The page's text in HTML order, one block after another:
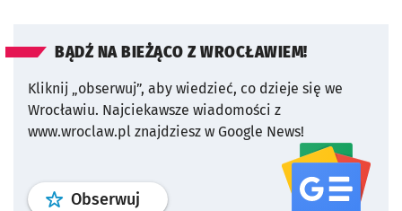
BĄDŹ NA BIEŻĄCO Z WROCŁAWIEM!
Kliknij „obserwuj”, aby wiedzieć, co dzieje się we
Wrocławiu. Najciekawsze wiadomości z
www.wroclaw.pl znajdziesz w Google News!
Obserwuj profil serwisu